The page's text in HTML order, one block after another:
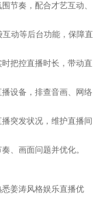
节奏，配合才艺互动、
动等后台功能，保障直
把控直播时长，带动直
设备，排查音画、网络
突发状况，维护直播间
、画面问题并优化。
姜涛风格娱乐直播优